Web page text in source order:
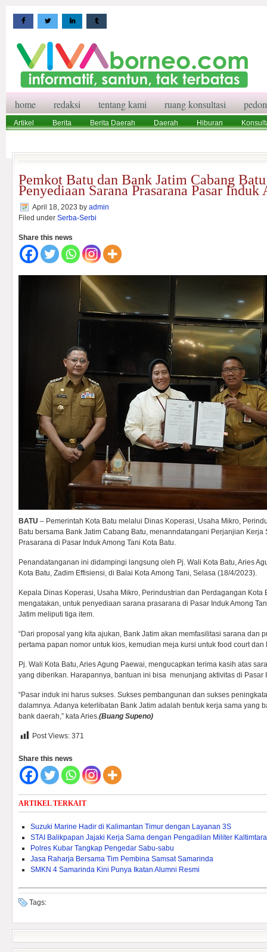
home redaksi tentang kami ruang konsultasi
Artikel Berita Berita Daerah Daerah Hiburan
Pemkot Batu dan Bank Jatim Cabang
Penyediaan Sarana Prasarana Pasar Induk
April 18, 2023 by admin
Filed under Serba-Serbi
Share this news
BATU – Pemerintah Kota Batu melalui Dinas Koperasi, Usaha Mikro,
Batu bersama Bank Jatim Cabang Batu, menanndatangani Perjanjian
Prasarana di Pasar Induk Among Tani Kota Batu.
Penandatanganan ini didampingi langsung oleh Pj. Wali Kota Batu, Aries
Kota Batu, Zadim Effisiensi, di Balai Kota Among Tani, Selasa (18/4/2023).
Kepala Dinas Koperasi, Usaha Mikro, Perindustrian dan Perdagangan Kota
mengatakan, untuk penyediaan sarana prasarana di Pasar Induk Among
Jatim meliputi tiga item.
“Dari proposal yang kita ajukan, Bank Jatim akan memfasilitasi sarana dan
pertama papan nomor untuk kios, kemudian meja kursi untuk food court dan
Pj. Wali Kota Batu, Aries Agung Paewai, mengucapkan terima kasih atas
yang diberikan. Harapannya, bantuan ini bisa menunjang aktivitas di Pasar
“Pasar induk ini harus sukses. Sukses pembangunan dan sukses
dalamnya. Adanya keterlibatan Bank Jatim adalah bentuk kerja sama yang
bank daerah,” kata Aries.(Buang Supeno)
Post Views: 371
Share this news
ARTIKEL TERKAIT
Suzuki Marine Hadir di Kalimantan Timur dengan Layanan 3S
STAI Balikpapan Jajaki Kerja Sama dengan Pengadilan Militer Kaltimtara
Polres Kubar Tangkap Pengedar Sabu-sabu
Jasa Raharja Bersama Tim Pembina Samsat Samarinda
SMKN 4 Samarinda Kini Punya Ikatan Alumni Resmi
Tags: